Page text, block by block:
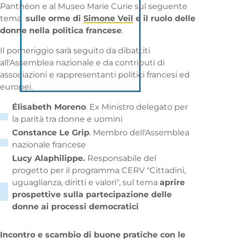
Panthéon e al Museo Marie Curie sul seguente
tema sulle orme di Simone Veil e il ruolo delle
donne nella politica francese.
Il pomeriggio sarà seguito da dibattiti
all'Assemblea nazionale e da contributi di
associazioni e rappresentanti politici francesi ed
europei.
Élisabeth Moreno. Ex Ministro delegato per
la parità tra donne e uomini
Constance Le Grip. Membro dell'Assemblea
nazionale francese
Lucy Alaphilippe. Responsabile del
progetto per il programma CERV "Cittadini,
uguaglianza, diritti e valori", sul tema aprire
prospettive sulla partecipazione delle
donne ai processi democratici
Incontro e scambio di buone pratiche con le